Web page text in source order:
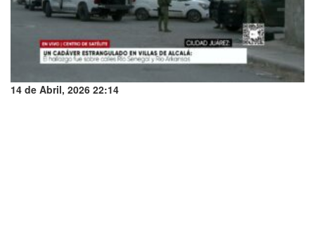
14 de Abril, 2026 22:14